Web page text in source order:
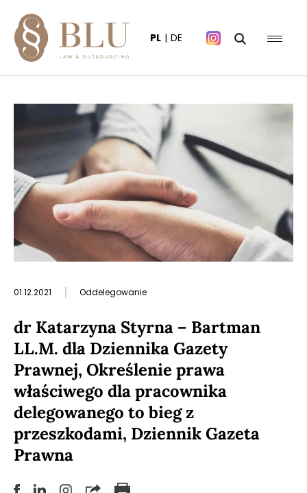
PL DE
01.12.2021 | Oddelegowanie
dr Katarzyna Styrna – Bartman
LL.M. dla Dziennika Gazety
Prawnej, Określenie prawa
właściwego dla pracownika
delegowanego to bieg z
przeszkodami, Dziennik Gazeta
Prawna